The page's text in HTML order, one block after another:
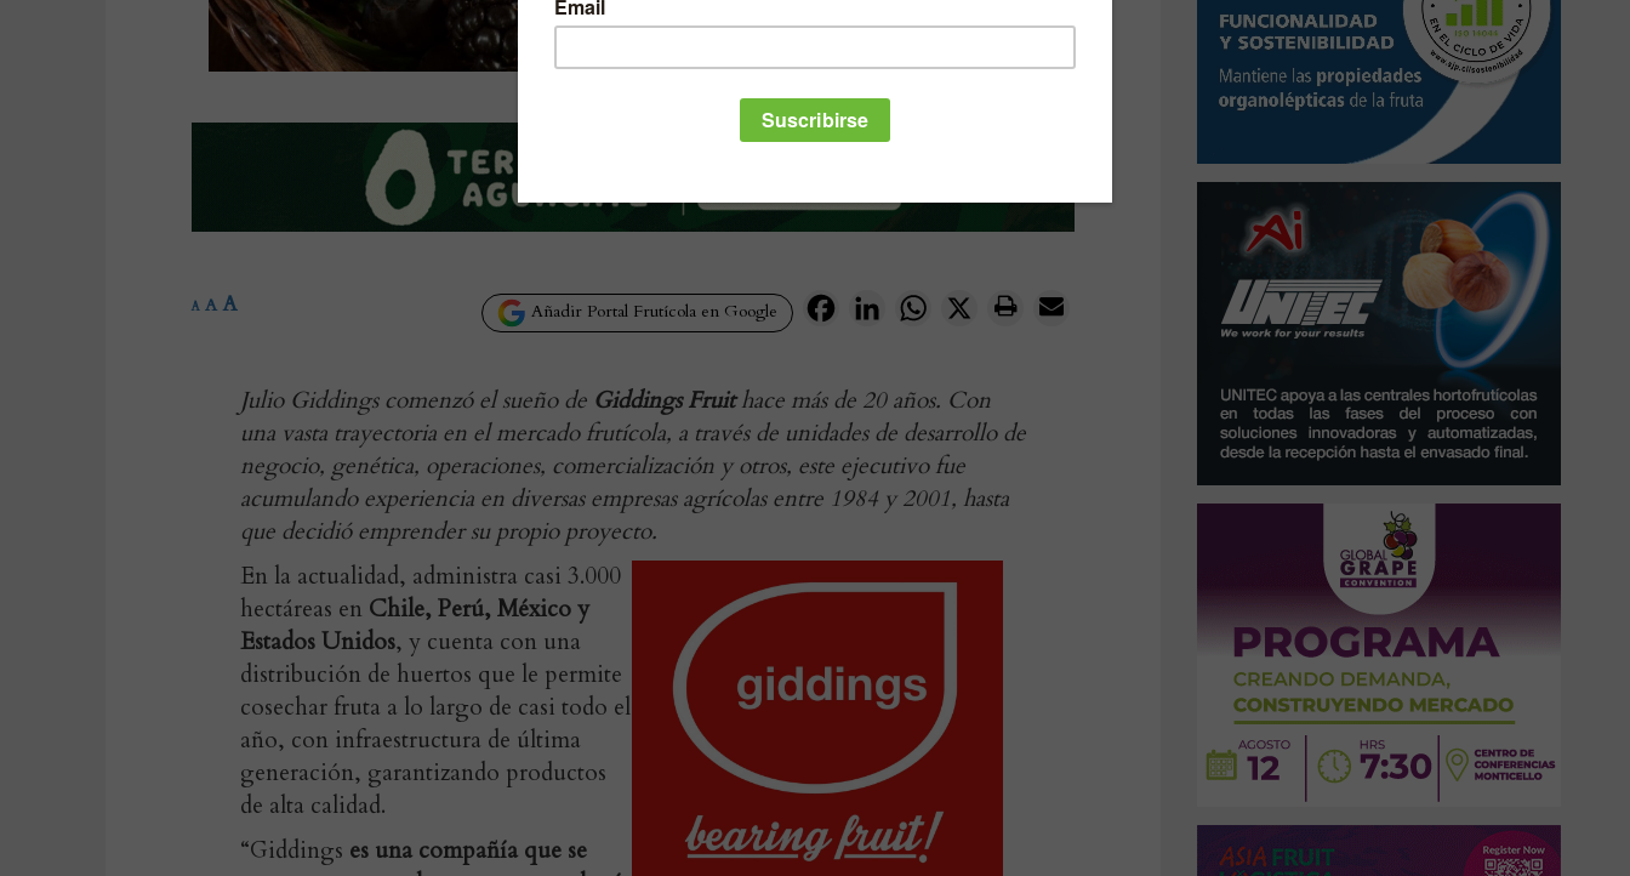
Añadir Portal Frutícola en Google FacebookLinkedInWhatsApp
X
A A A
Julio Giddings comenzó el sueño de Giddings Fruithace más de 20 años. Con
una vasta trayectoria en el mercado frutícola, a través de unidades de desarrollo de
negocio, genética, operaciones, comercialización y otros, este ejecutivo fue
acumulando experiencia en diversas empresas agrícolas entre 1984 y 2001, hasta
que decidió emprender su propio proyecto.
En la actualidad, administra casi 3.000
hectáreas en Chile, Perú, México y
Estados Unidos, y cuenta con una
distribución de huertos que le permite
cosechar fruta a lo largo de casi todo el
año, con infraestructura de última
generación, garantizando productos
de alta calidad.
“Giddings es una compañía que se